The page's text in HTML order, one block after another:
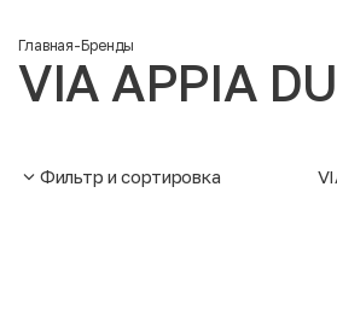
Главная-Бренды
VIA APPIA
Фильтр и сортировка